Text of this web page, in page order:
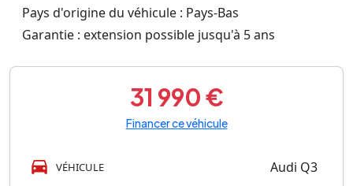
Pays d'origine du véhicule : Pays-Bas
Garantie : extension possible jusqu'à 5 ans
31 990 €
Financer ce véhicule
VÉHICULE Audi Q3